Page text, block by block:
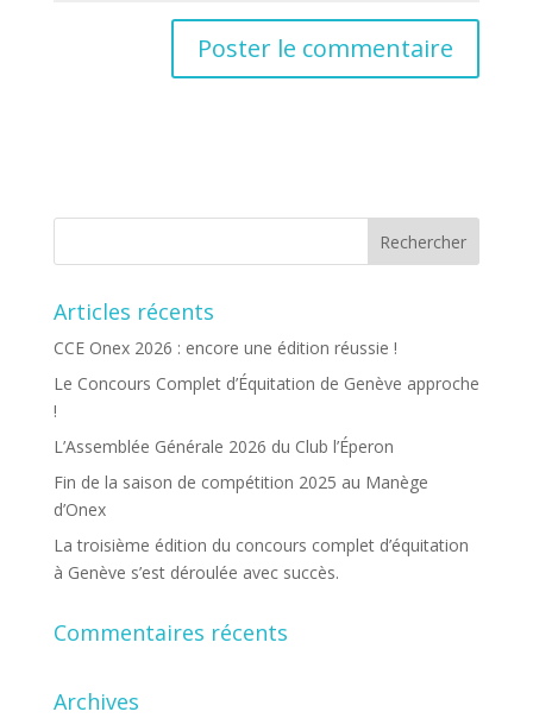
Articles récents
CCE Onex 2026 : encore une édition réussie !
Le Concours Complet d’Équitation de Genève approche
!
L’Assemblée Générale 2026 du Club l’Éperon
Fin de la saison de compétition 2025 au Manège
d’Onex
La troisième édition du concours complet d’équitation
à Genève s’est déroulée avec succès.
Commentaires récents
Archives